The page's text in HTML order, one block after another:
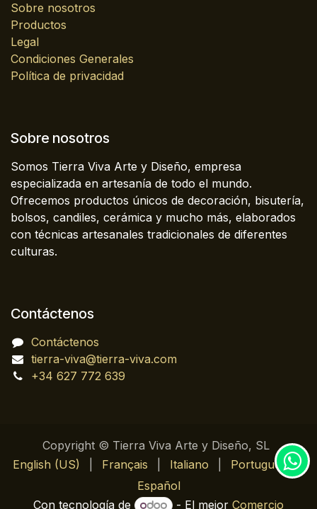
Sobre nosotros
Productos
Legal
Condiciones Generales
Política de privacidad
Sobre nosotros
Somos Tierra Viva Arte y Diseño, empresa
especializada en artesanía de todo el mundo.
Ofrecemos productos únicos de decoración, bisutería,
bolsos, candiles, cerámica y mucho más, elaborados
con técnicas artesanales tradicionales de diferentes
culturas.
Contáctenos
Contáctenos
tierra-viva@tierra-viva.com
+34 627 772 639
Copyright © Tierra Viva Arte y Diseño, SL
English (US)
Français Italiano Português
|
Español
Con tecnología de
- El mejorComercio